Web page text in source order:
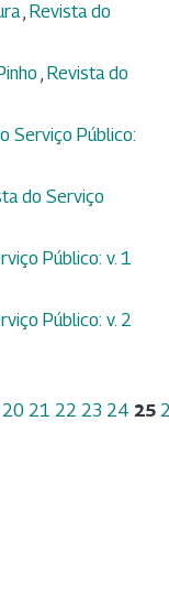
, Revista do
, Revista do
Serviço Público:
do Serviço
Público: v. 1
Público: v. 2
20 21 22 23 24 25